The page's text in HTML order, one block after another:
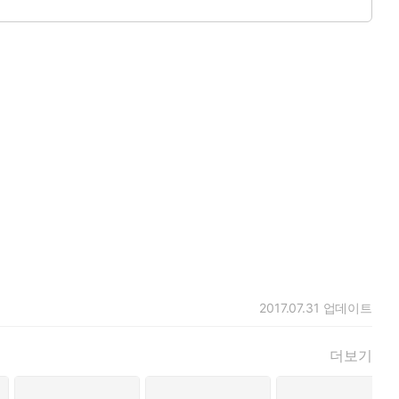
2017.07.31 업데이트
더보기